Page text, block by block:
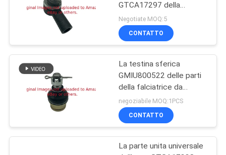
GTCA17297 della
falciatrice da giardino
misura il falciatore di
Deere
Negotiate MOQ:5
CONTATTO
La testina sferica
GMIU800522 delle parti
della falciatrice da
giardino misura il veicolo
utilitario di Deere
ProGator
negoziabile MOQ:1PCS
CONTATTO
La parte unita universale